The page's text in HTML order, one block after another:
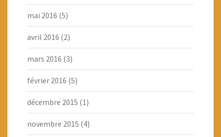
mai 2016 (5)
avril 2016 (2)
mars 2016 (3)
février 2016 (5)
décembre 2015 (1)
novembre 2015 (4)